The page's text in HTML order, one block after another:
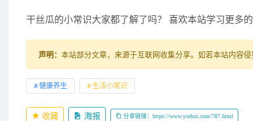
干丝瓜的小常识大家都了解了吗？ 喜欢本站学习更多
声明： 本站部分文章，来源于互联网收集分享。如若本站内容
健康养生 生活小常识
收藏 海报 分享链接：https://www.ysehui.com/787.html